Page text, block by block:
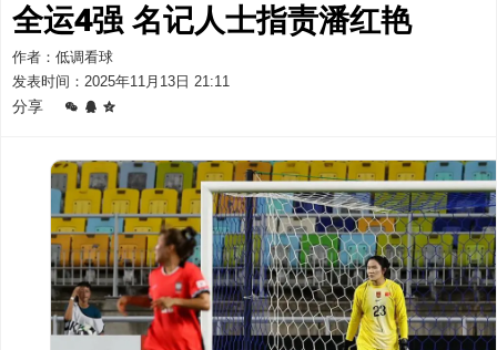
全运4强 名记人士指责潘红艳
作者：低调看球
发表时间：2025年11月13日 21:11
分享